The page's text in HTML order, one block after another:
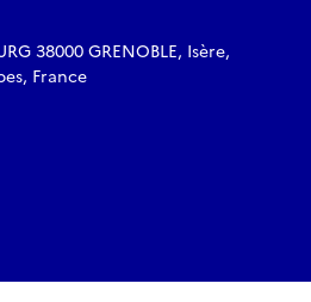
38000 GRENOBLE, Isère,
France